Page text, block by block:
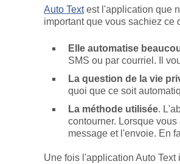
Auto Textest l'application que
important que vous sachiez ce
Elle automatise
SMS ou par courriel. Il
La question de la vie
quoi que ce soit
La méthode utilisée.
contourner. Lorsque
message et l'envoie. En
Une fois l'application Auto